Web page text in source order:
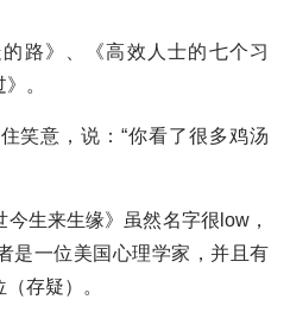
路》、《高效人士的七个习
。
笑意，说：“你看了很多鸡汤
生来生缘》虽然名字很low，
是一位美国心理学家，并且有
存疑）。